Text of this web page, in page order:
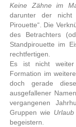
Keine Zähne im
darunter der nicht
Pirouette“. Die
des Betrachters
Standpirouette im
rechtfertigen.
Es ist nicht weiter
Formation im
doch gerade
ausgefallener
vergangenen
Gruppen wie
begeistern.